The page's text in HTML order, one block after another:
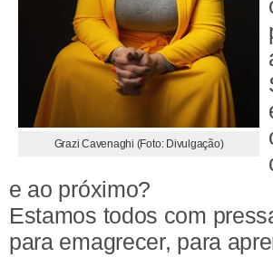
Grazi Cavenaghi (Foto: Divulgação)
e ao próximo?
Estamos todos com
para emagrecer, para